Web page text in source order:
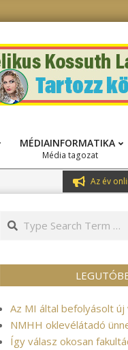
MÉDIAINFORMATIKA
Média tagozat
Az év
Search
Az MI által befolyásolt új
NMHH oklevélátadó
Így válasz okosan